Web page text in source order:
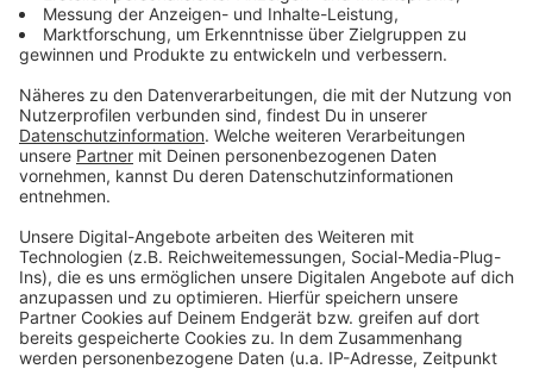
Anzeige
Große Nachfrage beim Deutschlandticket in
Leverkusen
Außenlandung von Segelflugzeug in Leverkusen
Anzeige